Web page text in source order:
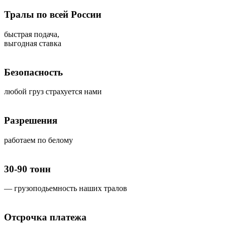
Тралы по всей России
быстрая подача,
выгодная ставка
Безопасность
любой груз страхуется нами
Разрешения
работаем по белому
30-90 тонн
— грузоподьемность наших тралов
Отсрочка платежа